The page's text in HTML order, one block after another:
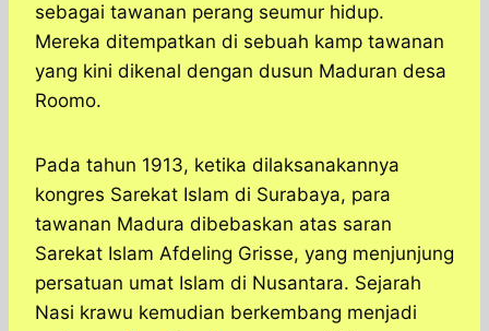
sebagai tawanan perang seumur hidup.
Mereka ditempatkan di sebuah kamp tawanan
yang kini dikenal dengan dusun Maduran desa
Roomo.
Pada tahun 1913, ketika dilaksanakannya
kongres Sarekat Islam di Surabaya, para
tawanan Madura dibebaskan atas saran
Sarekat Islam Afdeling Grisse, yang menjunjung
persatuan umat Islam di Nusantara. Sejarah
Nasi krawu kemudian berkembang menjadi